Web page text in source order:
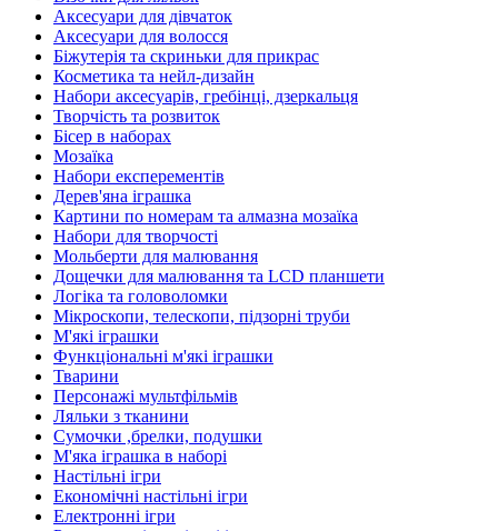
Аксесуари для дівчаток
Аксесуари для волосся
Біжутерія та скриньки для прикрас
Косметика та нейл-дизайн
Набори аксесуарів, гребінці, дзеркальця
Творчість та розвиток
Бісер в наборах
Мозаїка
Набори експерементів
Дерев'яна іграшка
Картини по номерам та алмазна мозаїка
Набори для творчості
Мольберти для малювання
Дощечки для малювання та LCD планшети
Логіка та головоломки
Мікроскопи, телескопи, підзорні труби
М'які іграшки
Функціональні м'які іграшки
Тварини
Персонажі мультфільмів
Ляльки з тканини
Сумочки ,брелки, подушки
М'яка іграшка в наборі
Настільні ігри
Економічні настільні ігри
Електронні ігри